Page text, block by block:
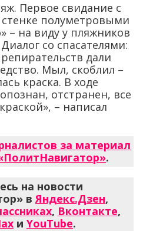
Первое свидание с
полуметровыми
– на виду у пляжников
со спасателями:
дали
Мыл, скоблил –
краска. В ходе
отстранен, все
– написал
за материал
.
на новости
вЯндекс.Дзен,
, Вконтакте,
и YouTube.